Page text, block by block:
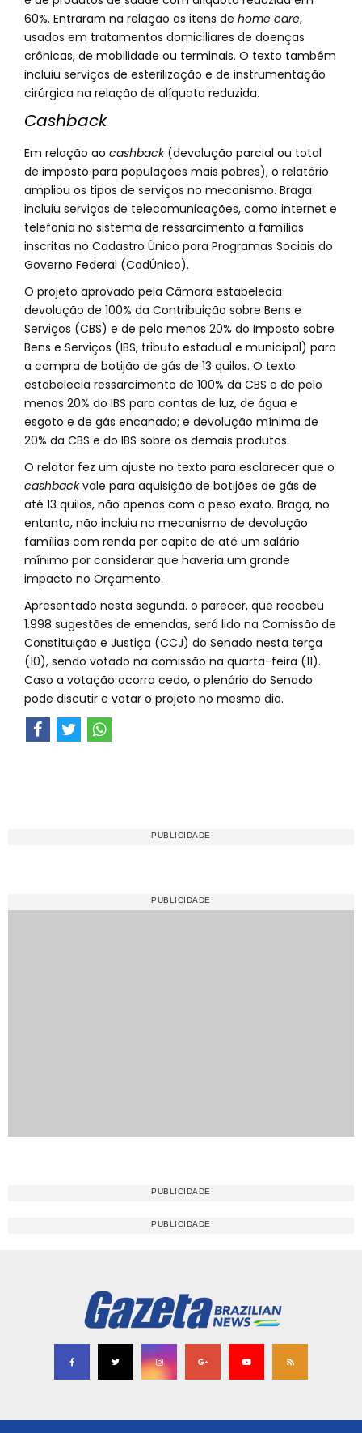
60%. Entraram na relação os itens de home care,
usados em tratamentos domiciliares de doenças
crônicas, de mobilidade ou terminais. O texto também
incluiu serviços de esterilização e de instrumentação
cirúrgica na relação de alíquota reduzida.
Cashback
Em relação ao cashback (devolução parcial ou total
de imposto para populações mais pobres), o relatório
ampliou os tipos de serviços no mecanismo. Braga
incluiu serviços de telecomunicações, como internet e
telefonia no sistema de ressarcimento a famílias
inscritas no Cadastro Único para Programas Sociais do
Governo Federal (CadÚnico).
O projeto aprovado pela Câmara estabelecia
devolução de 100% da Contribuição sobre Bens e
Serviços (CBS) e de pelo menos 20% do Imposto sobre
Bens e Serviços (IBS, tributo estadual e municipal) para
a compra de botijão de gás de 13 quilos. O texto
estabelecia ressarcimento de 100% da CBS e de pelo
menos 20% do IBS para contas de luz, de água e
esgoto e de gás encanado; e devolução mínima de
20% da CBS e do IBS sobre os demais produtos.
O relator fez um ajuste no texto para esclarecer que o
cashbackvale para aquisição de botijões de gás de
até 13 quilos, não apenas com o peso exato. Braga, no
entanto, não incluiu no mecanismo de devolução
famílias com renda per capita de até um salário
mínimo por considerar que haveria um grande
impacto no Orçamento.
Apresentado nesta segunda. o parecer, que recebeu
1.998 sugestões de emendas, será lido na Comissão de
Constituição e Justiça (CCJ) do Senado nesta terça
(10), sendo votado na comissão na quarta-feira (11).
Caso a votação ocorra cedo, o plenário do Senado
pode discutir e votar o projeto no mesmo dia.